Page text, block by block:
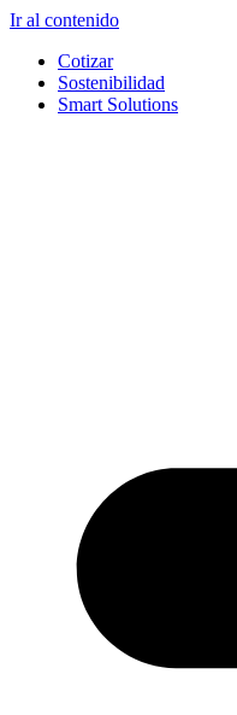
Ir al contenido
Cotizar
Sostenibilidad
Smart Solutions